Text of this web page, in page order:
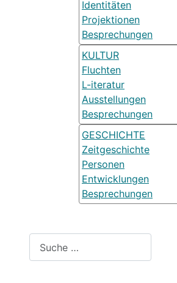
Identitäten
Projektionen
Besprechungen
KULTUR
Fluchten
L-iteratur
Ausstellungen
Besprechungen
GESCHICHTE
Zeitgeschichte
Personen
Entwicklungen
Besprechungen